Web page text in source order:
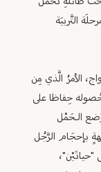
التَّربيَة
الأمرُ الَّذي مِن
حُصوله حِفاظا على
الـحَمْل
بإحجَام الرَّجُل
"حياتَيْن"،